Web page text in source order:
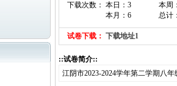
下载次数： 本日：3
本月：6
本周
总计
试卷下载： 下载地址1
::试卷简介::
江阴市2023-2024学年第二学期八